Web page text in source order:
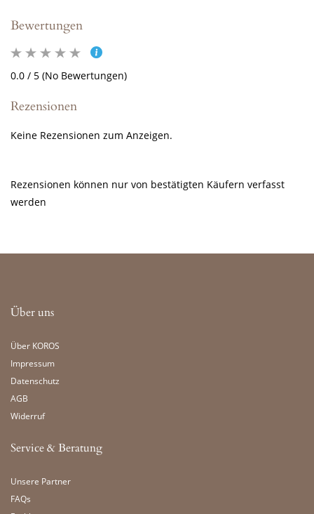
Bewertungen
0.0 / 5 (No Bewertungen)
Rezensionen
Keine Rezensionen zum Anzeigen.
Rezensionen können nur von bestätigten Käufern verfasst
werden
Über uns
Über KOROS
Impressum
Datenschutz
AGB
Widerruf
Service & Beratung
Unsere Partner
FAQs